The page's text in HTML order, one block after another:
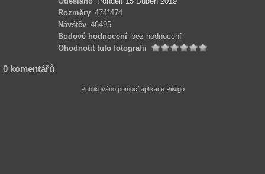
Rozměry 474*474
Návštěv 46495
Bodové hodnocení
bez hodnocení
Ohodnotit tuto fotografii
0 komentářů
Publikováno pomocí aplikace Piwigo